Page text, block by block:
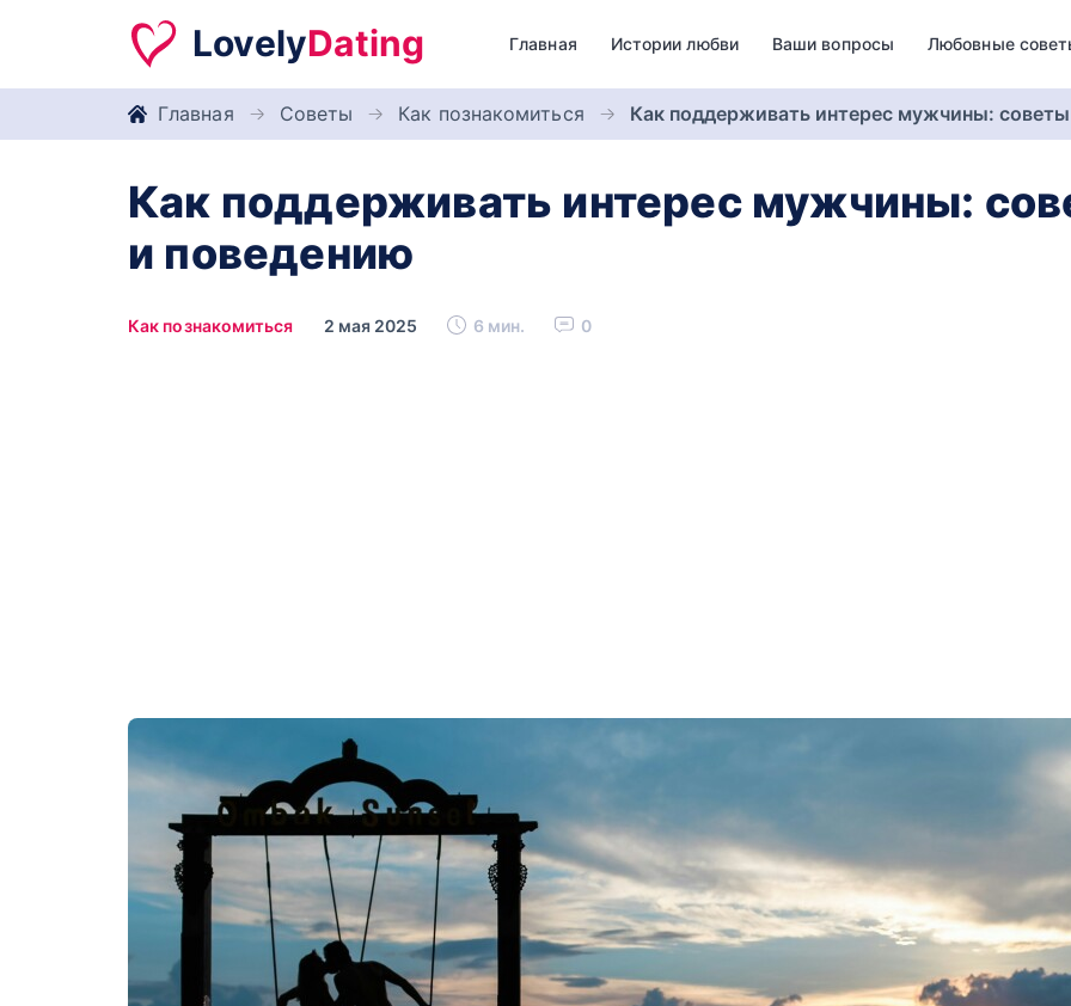
LovelyDating Главная Истории любви Ваши вопросы Любовные
Главная Советы Как познакомиться Как поддерживать интерес мужчины:
Как поддерживать интерес мужчины:
и поведению
Как познакомиться 2 мая 2025 6 мин. 0